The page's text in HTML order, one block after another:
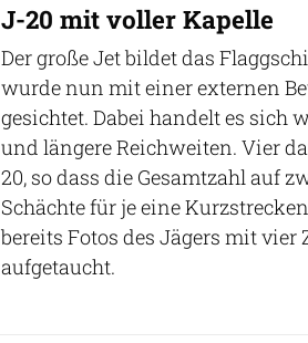
J-20 mit voller Kapelle
Der große Jet bildet das
wurde nun mit einer externen
gesichtet. Dabei handelt es sich
und längere Reichweiten. Vier
20, so dass die Gesamtzahl auf
Schächte für je eine
bereits Fotos des Jägers mit
aufgetaucht.